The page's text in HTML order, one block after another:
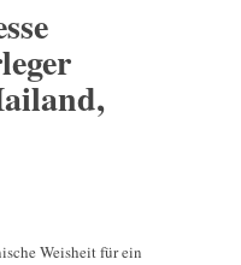
Weisheit für ein